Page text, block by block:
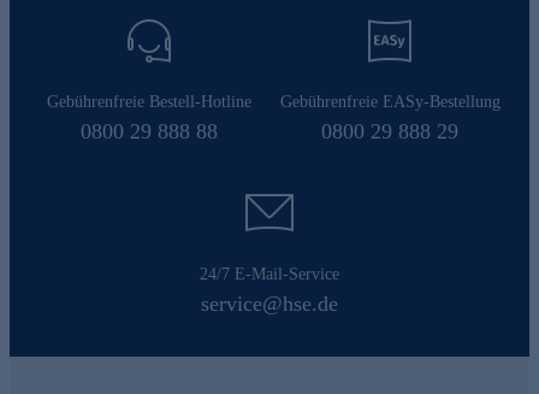
Gebührenfreie Bestell-Hotline
0800 29 888 88
Gebührenfreie EASy-Bestellung
0800 29 888 29
24/7 E-Mail-Service
service@hse.de